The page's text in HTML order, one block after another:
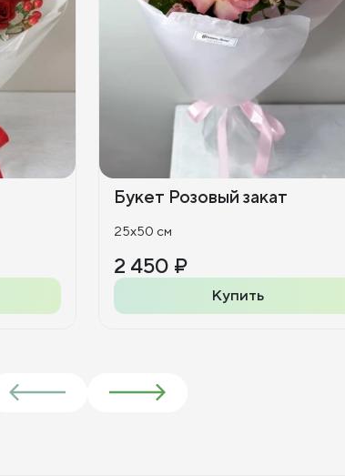
Букет Розовый закат
25x50 см
2 450 ₽
Купить